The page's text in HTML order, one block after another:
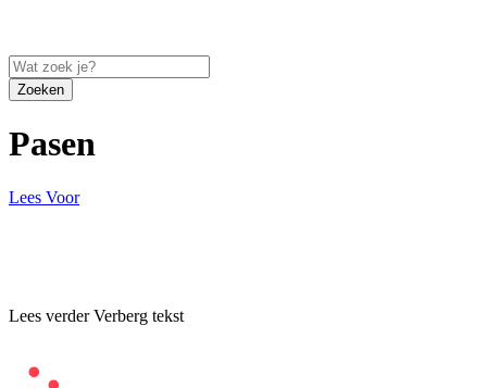
Zoeken
Pasen
Lees Voor
Lees verderVerberg tekst